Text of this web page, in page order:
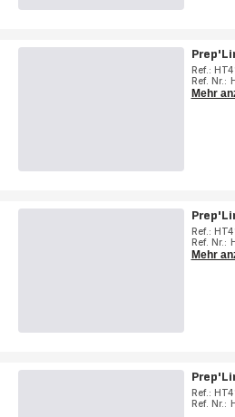
Ref.:
Ref. Nr.:
Mehr
Ref.:
Ref. Nr.:
Mehr
Ref.:
Ref. Nr.: